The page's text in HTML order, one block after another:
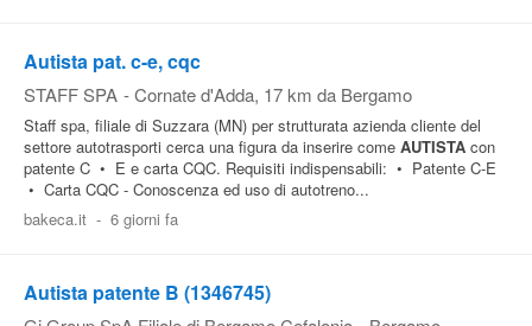
Autista pat. c-e, cqc
STAFF SPA - Cornate d'Adda, 17 km da Bergamo
Staff spa, filiale di Suzzara (MN) per strutturata azienda cliente del
settore autotrasporti cerca una figura da inserire come AUTISTA con
patente C • E e carta CQC. Requisiti indispensabili: • Patente C-E
• Carta CQC - Conoscenza ed uso di autotreno...
bakeca.it - 6 giorni fa
Autista patente B (1346745)